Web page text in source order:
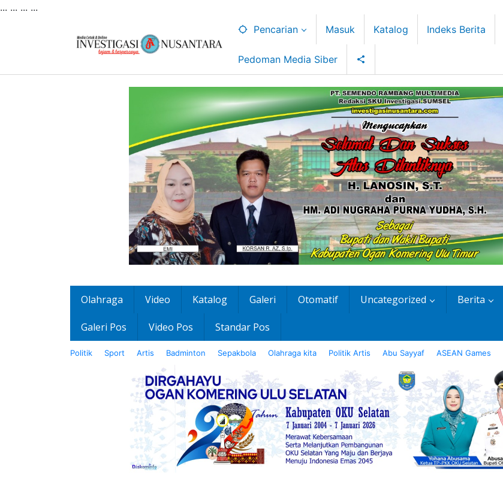
... ... ... ...
Pencarian Masuk Katalog Indeks Berita
Pedoman Media Siber
Olahraga Video Katalog Galeri Otomatif Uncategorized Berita
Galeri Pos Video Pos Standar Pos
Politik Sport Artis Badminton Sepakbola Olahraga kita Politik Artis Abu Sayyaf ASEAN Games